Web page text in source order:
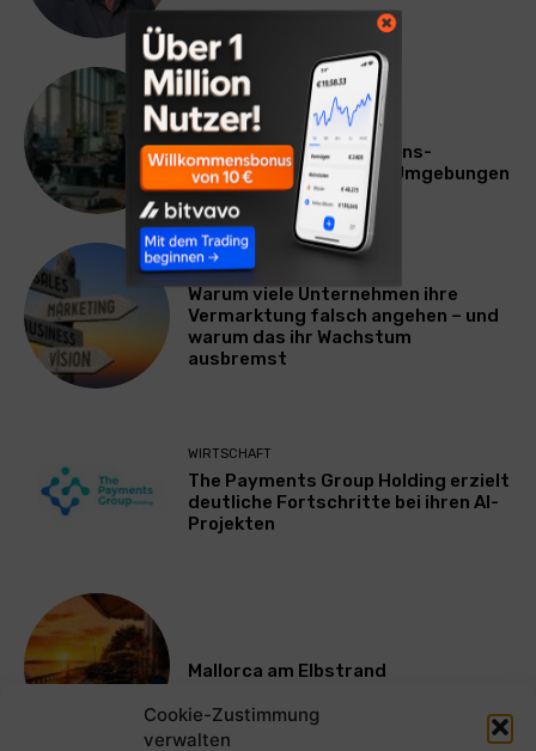
Cookie-Zustimmung
verwalten
TECHNIK
SourcingBlox startet
CentaurNexus: Operations-
Plattform für Zscaler-Umgebungen
WERBUNG & MARKETING
Warum viele Unternehmen ihre
Vermarktung falsch angehen – und
warum das ihr Wachstum
ausbremst
WIRTSCHAFT
The Payments Group Holding erzielt
deutliche Fortschritte bei ihren AI-
Projekten
Mallorca am Elbstrand